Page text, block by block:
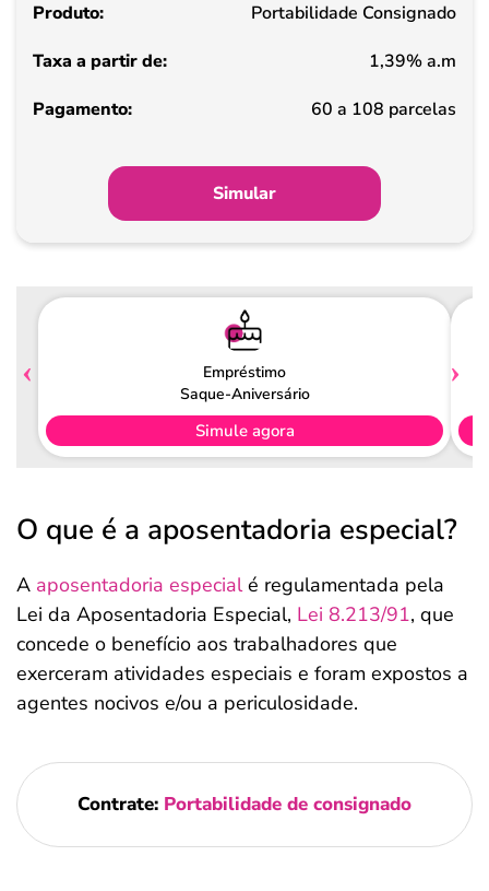
de
Pagamento
Portabilidade Consignado
1,39% a.m
60 a 108 parcelas
Simular
Empréstimo
Saque-Aniversário
Simule agora
O que é a aposentadoria especial?
A aposentadoria especialé regulamentada pela
Lei da Aposentadoria Especial, Lei 8.213/91, que
concede o benefício aos trabalhadores que
exerceram atividades especiais e foram expostos a
agentes nocivos e/ou a periculosidade.
Contrate: Portabilidade de consignado